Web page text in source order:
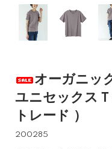
オーガニッ
ユニセックス
トレード ）
200285